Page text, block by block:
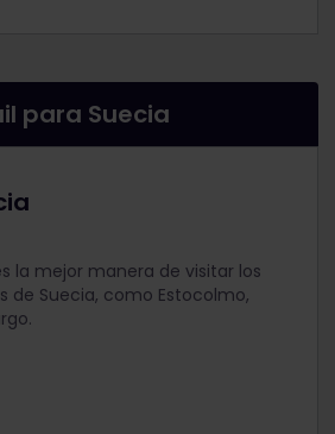
para Suecia
la mejor manera de visitar los
de Suecia, como Estocolmo,